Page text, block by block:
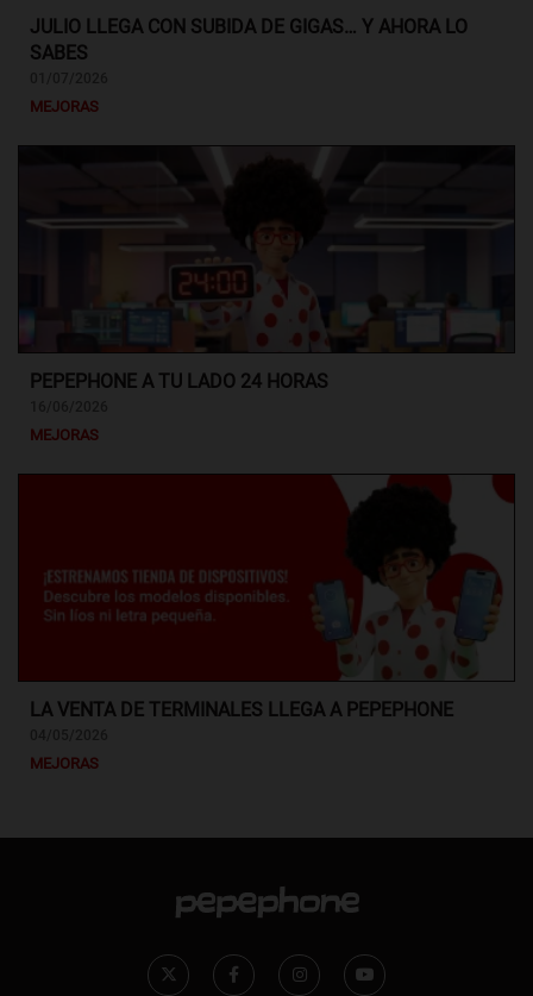
JULIO LLEGA CON SUBIDA DE GIGAS… Y AHORA LO
SABES
MEJORAS
PEPEPHONE A TU LADO 24 HORAS
MEJORAS
LA VENTA DE TERMINALES LLEGA A PEPEPHONE
MEJORAS